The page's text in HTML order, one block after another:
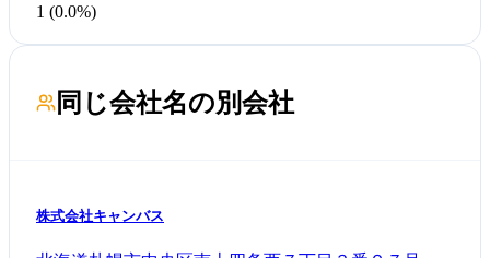
1 (0.0%)
同じ会社名の別会社
株式会社キャンバス